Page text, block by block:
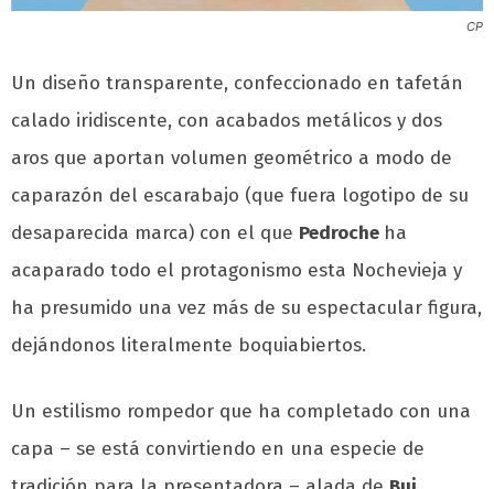
CP
Un diseño transparente, confeccionado en tafetán
calado iridiscente, con acabados metálicos y dos
aros que aportan volumen geométrico a modo de
caparazón del escarabajo (que fuera logotipo de su
desaparecida marca) con el que Pedroche ha
acaparado todo el protagonismo esta Nochevieja y
ha presumido una vez más de su espectacular figura,
dejándonos literalmente boquiabiertos.
Un estilismo rompedor que ha completado con una
capa – se está convirtiendo en una especie de